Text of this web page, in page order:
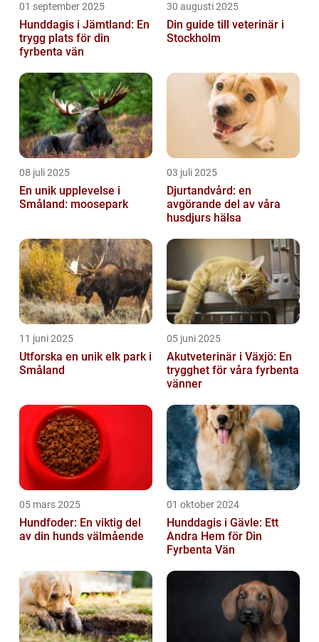
01 september 2025
Hunddagis i Jämtland: En
trygg plats för din
fyrbenta vän
30 augusti 2025
Din guide till veterinär i
Stockholm
08 juli 2025
En unik upplevelse i
Småland: moosepark
03 juli 2025
Djurtandvård: en
avgörande del av våra
husdjurs hälsa
11 juni 2025
Utforska en unik elk park i
Småland
05 juni 2025
Akutveterinär i Växjö: En
trygghet för våra fyrbenta
vänner
05 mars 2025
Hundfoder: En viktig del
av din hunds välmående
01 oktober 2024
Hunddagis i Gävle: Ett
Andra Hem för Din
Fyrbenta Vän